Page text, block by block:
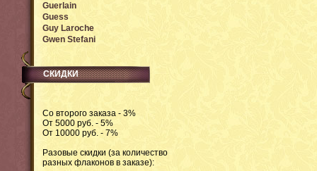
Guerlain
Guess
Guy Laroche
Gwen Stefani
СКИДКИ
Со второго заказа - 3%
От 5000 руб. - 5%
От 10000 руб. - 7%
Разовые скидки (за количество
разных флаконов в заказе):